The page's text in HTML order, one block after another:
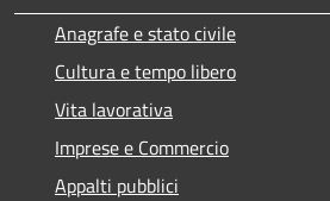
Anagrafe e stato civile
Cultura e tempo libero
Vita lavorativa
Imprese e Commercio
Appalti pubblici